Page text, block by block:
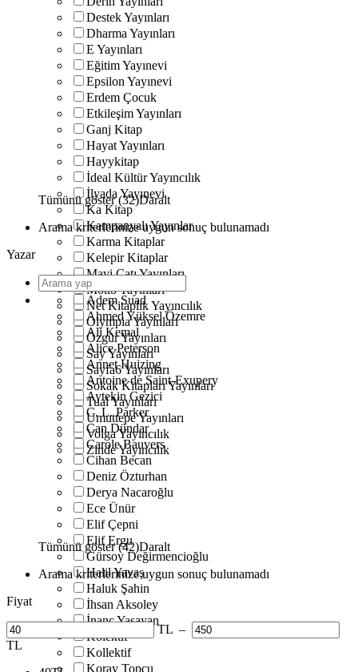
Destek Yayınları
Dharma Yayınları
E Yayınları
Eğitim Yayınevi
Epsilon Yayınevi
Erdem Çocuk
Etkileşim Yayınları
Ganj Kitap
Hayat Yayınları
Hayykitap
İdeal Kültür Yayıncılık
İlyada Yayınevi
Ka Kitap
Kampanyalı Yayınlar
Karma Kitaplar
Kelepir Kitaplar
Mavi Çatı Yayınları
Motto Yayınları
Net Kitaplık Yayıncılık
Olympia Yayınları
Özgür Yayınları
Say Yayınları
Sayfa6 Yayınları
Sokak Kitapları Yayınları
Tual Yayınları
Umuttepe Yayınları
Volga Yayıncılık
Zinde Yayıncılık
Tümünü göster (32)Daralt
Arama kriterlerinize uygun sonuç bulunamadı
Yazar
Adem Suad
Ahmed Yüksel Özemre
Ali Kemal
Alice Peterson
Annet Huizing
Antoine de Saint-Exupery
Aytekin Gezici
C. L. Parker
Can Dündar
Carole Bauvers
Cihan Becan
Deniz Özturhan
Derya Nacaroğlu
Ece Ünür
Elif Çepni
Elif Ergu
Gürsoy Değirmencioğlu
Halil Yavaş
Haluk Şahin
İhsan Aksoley
İnanç Yaşayan
Kolektif
Kollektif
Koray Topçu
Tümünü göster (42)Daralt
Arama kriterlerinize uygun sonuç bulunamadı
Fiyat
TL –
TL